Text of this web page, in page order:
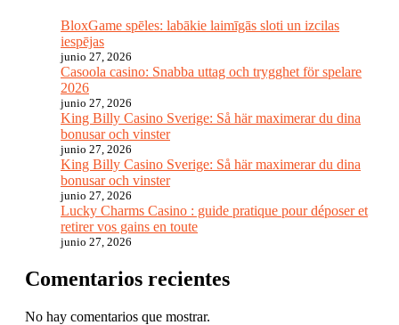
BloxGame spēles: labākie laimīgās sloti un izcilas
iespējas
junio 27, 2026
Casoola casino: Snabba uttag och trygghet för spelare
2026
junio 27, 2026
King Billy Casino Sverige: Så här maximerar du dina
bonusar och vinster
junio 27, 2026
King Billy Casino Sverige: Så här maximerar du dina
bonusar och vinster
junio 27, 2026
Lucky Charms Casino : guide pratique pour déposer et
retirer vos gains en toute
junio 27, 2026
Comentarios recientes
No hay comentarios que mostrar.